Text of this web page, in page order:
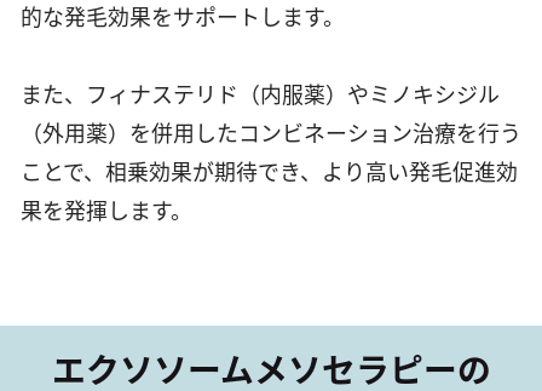
的な発毛効果をサポートします。
また、フィナステリド（内服薬）やミノキシジル
（外用薬）を併用したコンビネーション治療を行う
ことで、相乗効果が期待でき、より高い発毛促進効
果を発揮します。
エクソソームメソセラピーの